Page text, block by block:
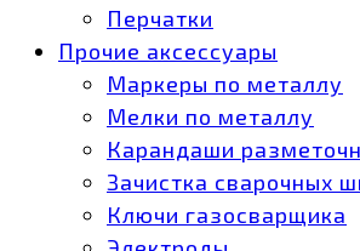
Перчатки
Прочие аксессуары
Маркеры по металлу
Мелки по металлу
Карандаши
Зачистка сварочных
Ключи газосварщика